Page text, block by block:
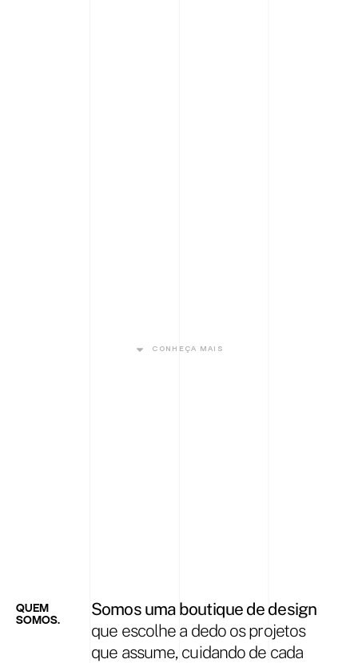
CONHEÇA MAIS
QUEM
SOMOS.
Somos uma boutique de design
que escolhe a dedo os projetos
que assume, cuidando de cada